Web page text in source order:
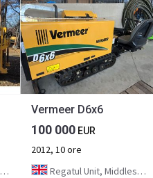
Vermeer D6x6
100 000EUR
2012, 10 ore
Regatul Unit, Middlesbrough